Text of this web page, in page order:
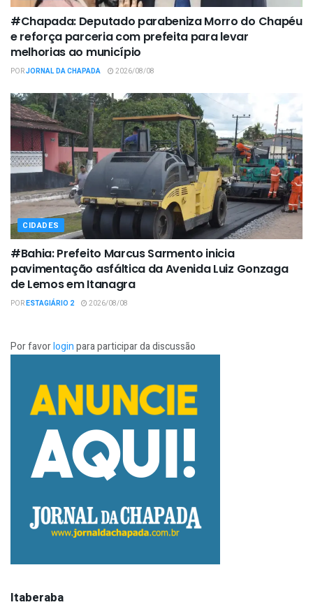
#Chapada: Deputado parabeniza Morro do Chapéu
e reforça parceria com prefeita para levar
melhorias ao município
PORJORNAL DA CHAPADA 2026/08/08
CIDADES
#Bahia: Prefeito Marcus Sarmento inicia
pavimentação asfáltica da Avenida Luiz Gonzaga
de Lemos em Itanagra
PORESTAGIÁRIO 2 2026/08/08
Por favorloginpara participar da discussão
Itaberaba